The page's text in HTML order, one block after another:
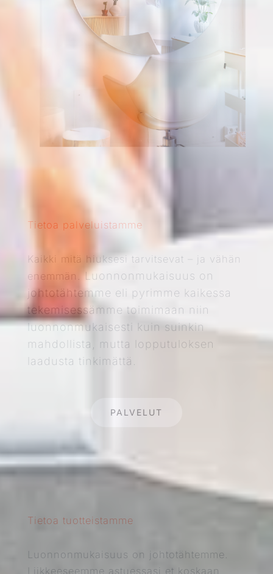
Tietoa palveluistamme
Kaikki mitä hiuksesi tarvitsevat – ja vähän
enemmän.Luonnonmukaisuus on
johtotähtemme eli pyrimme kaikessa
tekemisessämme toimimaan niin
luonnonmukaisesti kuin suinkin
mahdollista, mutta lopputuloksen
laadusta tinkimättä.
PALVELUT
Tietoa tuotteistamme
Luonnonmukaisuus on johtotähtemme.
Liikkeeseemme astuessasi et koskaan